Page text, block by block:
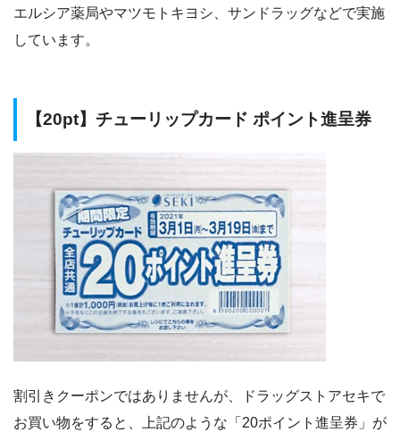
エルシア薬局やマツモトキヨシ、サンドラッグなどで実施
しています。
【20pt】チューリップカード ポイント進呈券
割引きクーポンではありませんが、ドラッグストアセキで
お買い物をすると、上記のような「20ポイント進呈券」が